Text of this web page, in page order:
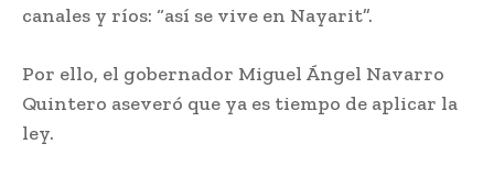
canales y ríos: “así se vive en Nayarit”.
Por ello, el gobernador Miguel Ángel Navarro
Quintero aseveró que ya es tiempo de aplicar la
ley.